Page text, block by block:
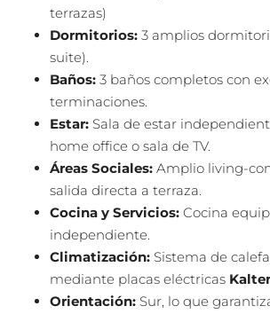
terrazas)
Dormitorios: 3 amplios
suite).
Baños: 3 baños completos con
terminaciones.
Estar: Sala de estar
home office o sala de TV.
Áreas Sociales: Amplio living-
salida directa a terraza.
Cocina y Servicios: Cocina
independiente.
Climatización: Sistema de
mediante placas eléctricas
Orientación: Sur, lo que